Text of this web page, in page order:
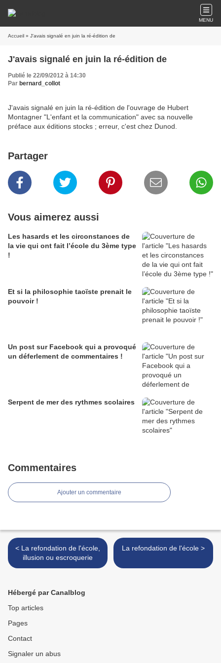
MENU
Accueil » J'avais signalé en juin la ré-édition de
J'avais signalé en juin la ré-édition de
Publié le 22/09/2012 à 14:30
Par bernard_collot
J'avais signalé en juin la ré-édition de l'ouvrage de Hubert
Montagner "L'enfant et la communication" avec sa nouvelle
préface aux éditions stocks ; erreur, c'est chez Dunod.
Partager
Vous aimerez aussi
Les hasards et les circonstances de
la vie qui ont fait l’école du 3ème type
!
Et si la philosophie taoïste prenait le
pouvoir !
Un post sur Facebook qui a provoqué
un déferlement de commentaires !
Serpent de mer des rythmes scolaires
Commentaires
Ajouter un commentaire
< La refondation de l'école,
illusion ou escroquerie
La refondation de l'école >
Hébergé par Canalblog
Top articles
Pages
Contact
Signaler un abus